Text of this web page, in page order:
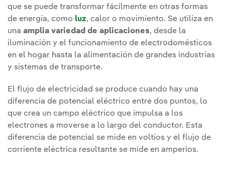
que se puede transformar fácilmente en otras formas
de energía, como luz, calor o movimiento. Se utiliza en
una amplia variedad de aplicaciones, desde la
iluminación y el funcionamiento de electrodomésticos
en el hogar hasta la alimentación de grandes industrias
y sistemas de transporte.
El flujo de electricidad se produce cuando hay una
diferencia de potencial eléctrico entre dos puntos, lo
que crea un campo eléctrico que impulsa a los
electrones a moverse a lo largo del conductor. Esta
diferencia de potencial se mide en voltios y el flujo de
corriente eléctrica resultante se mide en amperios.